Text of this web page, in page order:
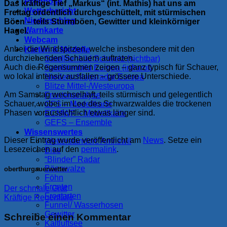
Wetterbericht
Niederschlag
Warnkarte
Webcam
Karten & Modelle
Satellitenbild Schweiz (sichtbar)
Satellitenbild Europa (infrarot)
Niederschlagsradar Europa
Blitze Mittel-/Westeuropa
Frontenanalyse
GFS – Modellkarte
ECMWF – Modellkarte
GEFS – Ensemble
Wissenswertes
Wetterstandort: Amriswil
Bise
“Blinder” Radar
Böenwalze
Föhn
Fronten
Frostarten
Funnel/ Wasserhosen
Gewitter
Kaltluftsee
Das kräftige Tief „Markus“ (int. Mathis) hat uns am
Freitag ordentlich durchgeschüttelt, mit stürmischen
Böen – teils Sturmböen, Gewitter und kleinkörniger
Hagel.
Anbei die Windspitzen, welche insbesondere mit den
durchziehenden Schauern auftraten.
Auch die Regensummen zeigen – ganz typisch für Schauer,
wo lokal intensiv ausfallen – grössere Unterschiede.
Am Samstag wechselhaft, teils stürmisch und gelegentlich
Schauer, wobei im Lee des Schwarzwaldes die trockenen
Phasen voraussichtlich etwas länger sind.
Dieser Eintrag wurde veröffentlicht am News. Setze ein
Lesezeichen auf den permalink.
oberthurgauerwetter
Der schmale Grat
Kräftige Regenfälle
Schreibe einen Kommentar